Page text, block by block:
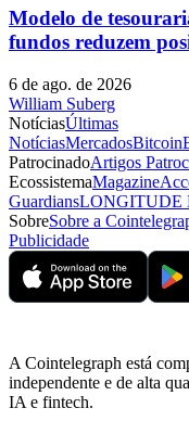
Modelo de
fundos reduzem
6 de ago. de 2026
William Suberg
NotíciasÚltimas
NotíciasMercadosBitcoin
PatrocinadoArtigos
EcossistemaMagazine
GuardiansLONGITUDE
SobreSobre a
Publicidade
A Cointelegraph está
independente e de alta
IA e fintech.